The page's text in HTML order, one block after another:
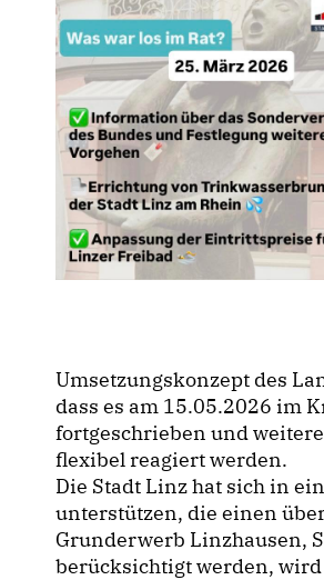
Umsetzungskonzept des
dass es am 15.05.2026 im
fortgeschrieben und
flexibel reagiert werden.
Die Stadt Linz hat sich in
unterstützen, die einen
Grunderwerb Linzhausen,
berücksichtigt werden,